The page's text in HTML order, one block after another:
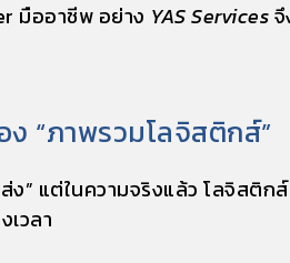
มืออาชีพ อย่าง YAS Services
“ภาพรวมโลจิสติกส์”
” แต่ในความจริงแล้ว โลจิสติ
วลา